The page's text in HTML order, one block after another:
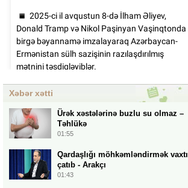
Xəbər xətti
Ürək xəstələrinə buzlu su olmaz –
Təhlükə
01:55
Qardaşlığı möhkəmləndirmək vaxtı
çatıb - Arakçı
01:43